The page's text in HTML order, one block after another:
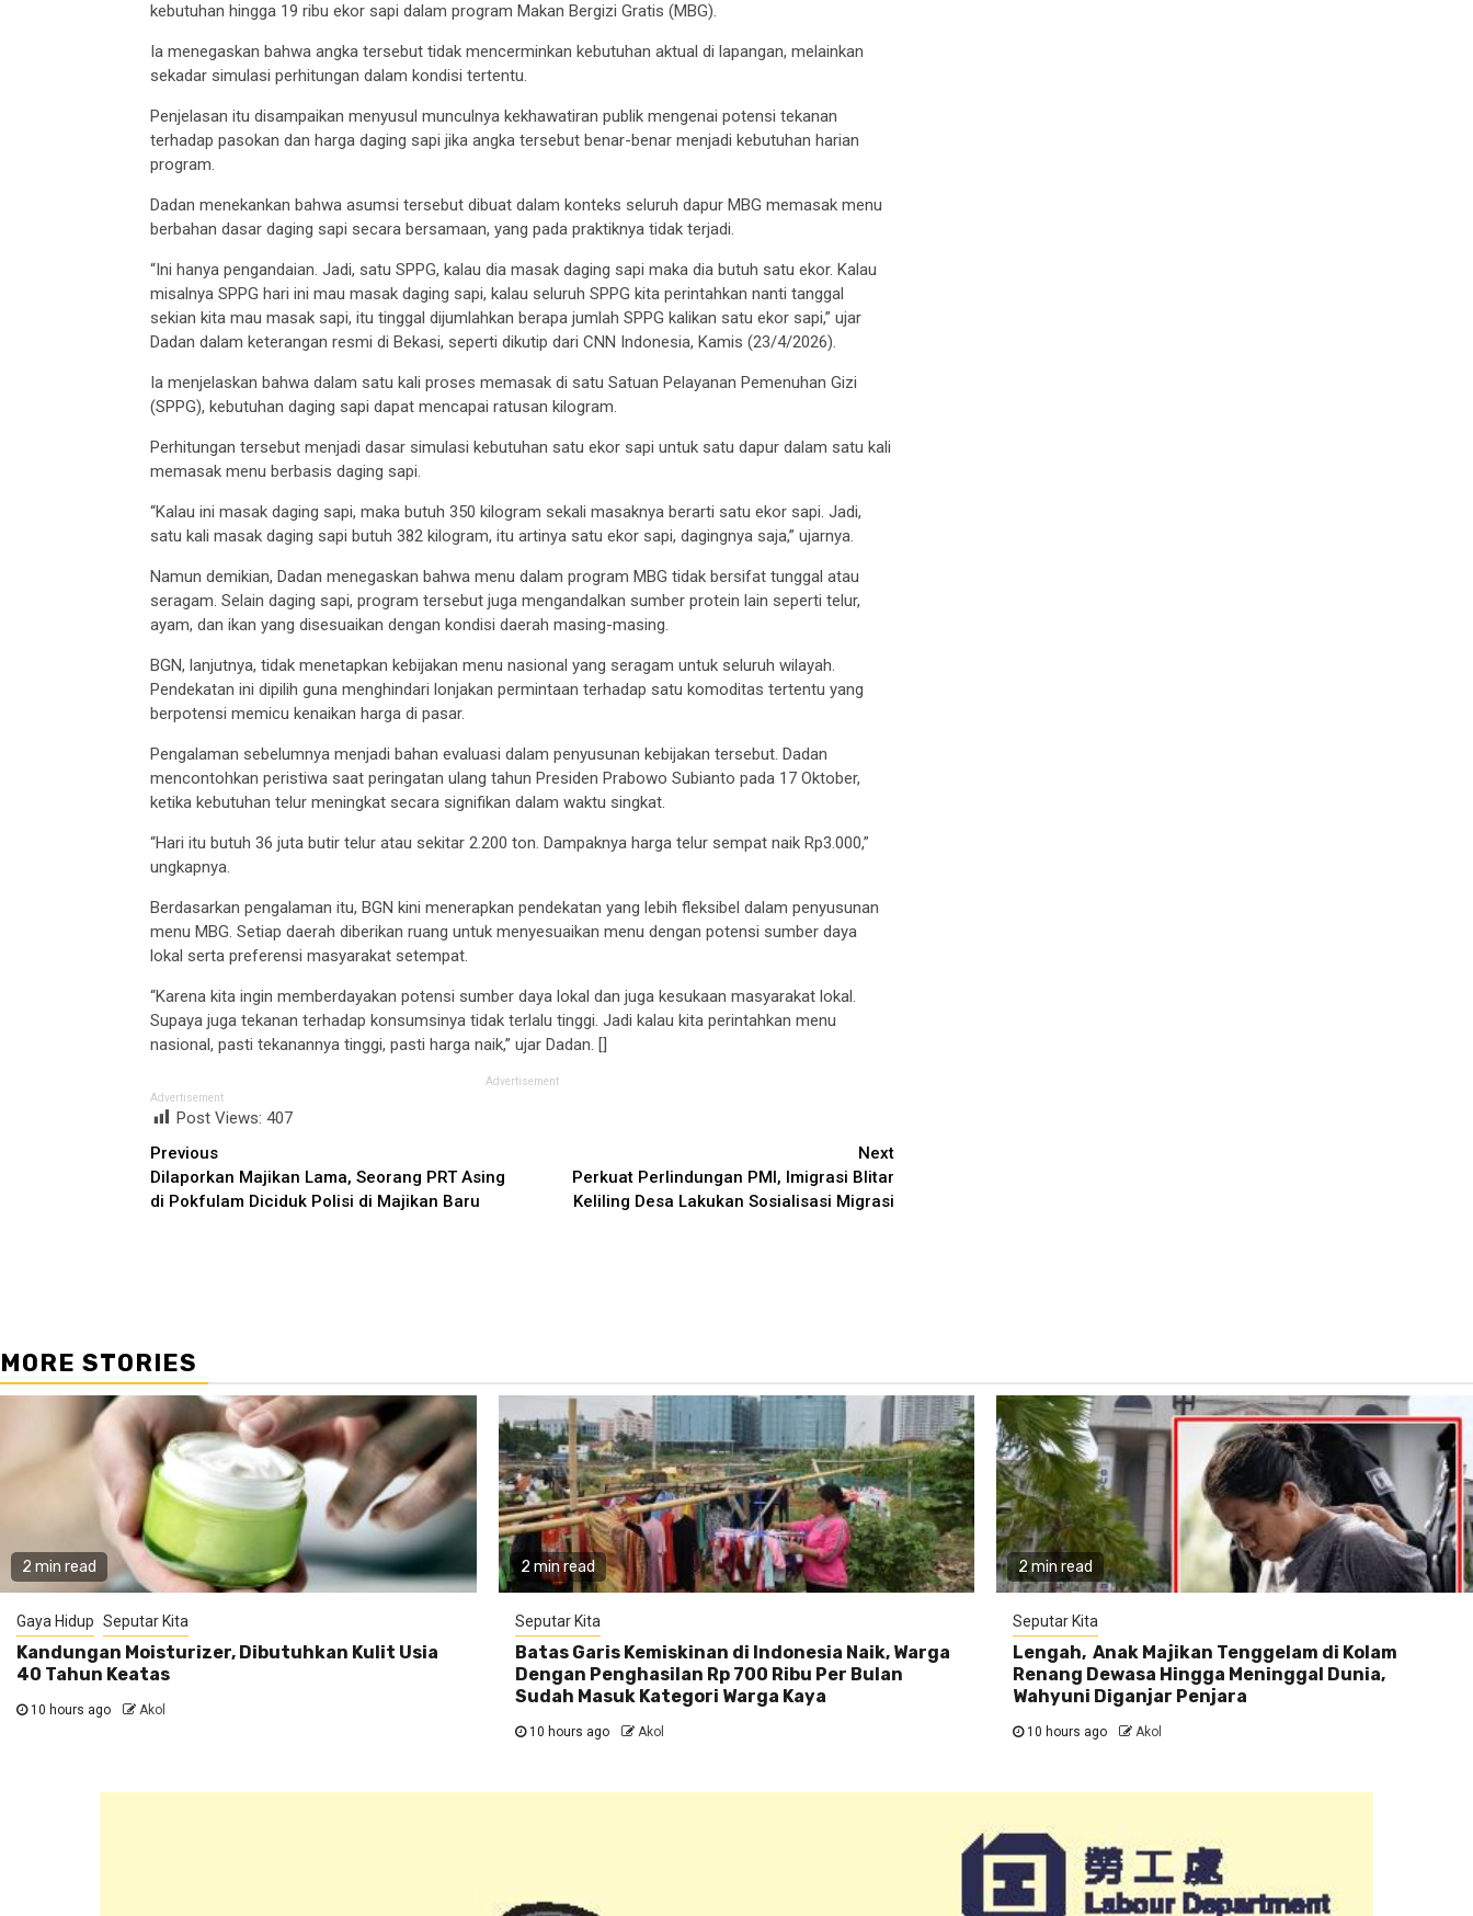
kebutuhan hingga 19 ribu ekor sapi dalam program Makan Bergizi Gratis (MBG).
Ia menegaskan bahwa angka tersebut tidak mencerminkan kebutuhan aktual di lapangan, melainkan
sekadar simulasi perhitungan dalam kondisi tertentu.
Penjelasan itu disampaikan menyusul munculnya kekhawatiran publik mengenai potensi tekanan
terhadap pasokan dan harga daging sapi jika angka tersebut benar-benar menjadi kebutuhan harian
program.
Dadan menekankan bahwa asumsi tersebut dibuat dalam konteks seluruh dapur MBG memasak menu
berbahan dasar daging sapi secara bersamaan, yang pada praktiknya tidak terjadi.
“Ini hanya pengandaian. Jadi, satu SPPG, kalau dia masak daging sapi maka dia butuh satu ekor. Kalau
misalnya SPPG hari ini mau masak daging sapi, kalau seluruh SPPG kita perintahkan nanti tanggal
sekian kita mau masak sapi, itu tinggal dijumlahkan berapa jumlah SPPG kalikan satu ekor sapi,” ujar
Dadan dalam keterangan resmi di Bekasi, seperti dikutip dari CNN Indonesia, Kamis (23/4/2026).
Ia menjelaskan bahwa dalam satu kali proses memasak di satu Satuan Pelayanan Pemenuhan Gizi
(SPPG), kebutuhan daging sapi dapat mencapai ratusan kilogram.
Perhitungan tersebut menjadi dasar simulasi kebutuhan satu ekor sapi untuk satu dapur dalam satu kali
memasak menu berbasis daging sapi.
“Kalau ini masak daging sapi, maka butuh 350 kilogram sekali masaknya berarti satu ekor sapi. Jadi,
satu kali masak daging sapi butuh 382 kilogram, itu artinya satu ekor sapi, dagingnya saja,” ujarnya.
Namun demikian, Dadan menegaskan bahwa menu dalam program MBG tidak bersifat tunggal atau
seragam. Selain daging sapi, program tersebut juga mengandalkan sumber protein lain seperti telur,
ayam, dan ikan yang disesuaikan dengan kondisi daerah masing-masing.
BGN, lanjutnya, tidak menetapkan kebijakan menu nasional yang seragam untuk seluruh wilayah.
Pendekatan ini dipilih guna menghindari lonjakan permintaan terhadap satu komoditas tertentu yang
berpotensi memicu kenaikan harga di pasar.
Pengalaman sebelumnya menjadi bahan evaluasi dalam penyusunan kebijakan tersebut. Dadan
mencontohkan peristiwa saat peringatan ulang tahun Presiden Prabowo Subianto pada 17 Oktober,
ketika kebutuhan telur meningkat secara signifikan dalam waktu singkat.
“Hari itu butuh 36 juta butir telur atau sekitar 2.200 ton. Dampaknya harga telur sempat naik Rp3.000,”
ungkapnya.
Berdasarkan pengalaman itu, BGN kini menerapkan pendekatan yang lebih fleksibel dalam penyusunan
menu MBG. Setiap daerah diberikan ruang untuk menyesuaikan menu dengan potensi sumber daya
lokal serta preferensi masyarakat setempat.
“Karena kita ingin memberdayakan potensi sumber daya lokal dan juga kesukaan masyarakat lokal.
Supaya juga tekanan terhadap konsumsinya tidak terlalu tinggi. Jadi kalau kita perintahkan menu
nasional, pasti tekanannya tinggi, pasti harga naik,” ujar Dadan. []
Advertisement
Advertisement
Post Views:407
Continue
Reading
Previous
Dilaporkan Majikan Lama, Seorang PRT Asing
di Pokfulam Diciduk Polisi di Majikan Baru
Next
Perkuat Perlindungan PMI, Imigrasi Blitar
Keliling Desa Lakukan Sosialisasi Migrasi
MORE STORIES
2 min read
Gaya Hidup Seputar Kita
Kandungan Moisturizer, Dibutuhkan Kulit Usia
40 Tahun Keatas
10 hours ago Akol
2 min read
Seputar Kita
Batas Garis Kemiskinan di Indonesia Naik, Warga
Dengan Penghasilan Rp 700 Ribu Per Bulan
Sudah Masuk Kategori Warga Kaya
10 hours ago Akol
2 min read
Seputar Kita
Lengah, Anak Majikan Tenggelam di Kolam
Renang Dewasa Hingga Meninggal Dunia,
Wahyuni Diganjar Penjara
10 hours ago Akol